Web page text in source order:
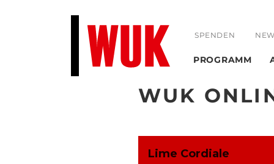
SPENDEN
PROGRAMM
WUK